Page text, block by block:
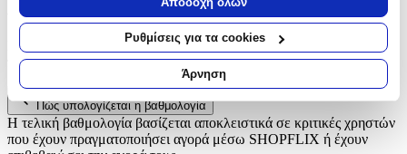
σας τοποθεσία, οι οποίες μπορεί να είναι ακριβείς σε
απόσταση μερικών μέτρων
Να αναγνωρίσουμε τη συσκευή σας σαρώνοντας ενεργά
για συγκεκριμένα χαρακτηριστικά (δακτυλικό αποτύπωμα)
Μάθετε περισσότερα σχετικά με τον τρόπο επεξεργασίας των
προσωπικών σας δεδομένων και καθορίστε τις προτιμήσεις σας
στηνενότητα “Λεπτομέρειες”. Μπορείτε να αλλάξετε ή να
ανακαλέσετε τη συγκατάθεσή σας ανά πάσα στιγμή από τη
Ρυθμίσεις για τα cookies
Άρνηση
Αξιολογήσεις
Προς το παρόν δεν υπάρχουν άλλες αξιολογήσεις. Όταν
προστεθούν, θα εμφανιστούν εδώ.
Πώς υπολογίζεται η βαθμολογία
Η τελική βαθμολογία βασίζεται αποκλειστικά σε κριτικές χρηστών
που έχουν πραγματοποιήσει αγορά μέσω SHOPFLIX ή έχουν